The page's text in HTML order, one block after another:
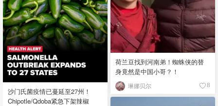
荷兰豆找到河南弟！蜘蛛侠的替
身竟然是中国小哥？！
琳娜贝尔 8
沙门氏菌疫情已蔓延至27州！
Chipotle/Qdoba紧急下架辣椒